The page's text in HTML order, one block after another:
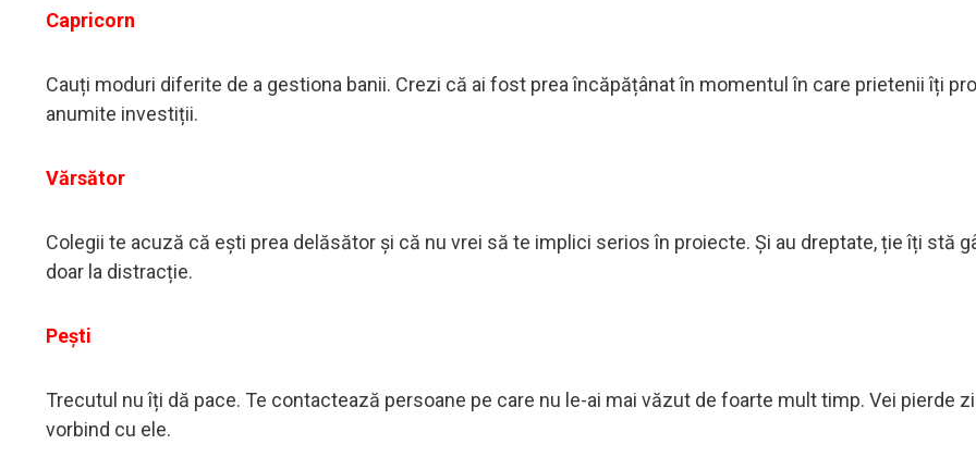
Capricorn
Cauți moduri diferite de a gestiona banii. Crezi că ai fost prea încăpățânat în momentul în care prietenii îți
anumite investiții.
Vărsător
Colegii te acuză că ești prea delăsător și că nu vrei să te implici serios în proiecte. Și au dreptate, ție îți stă
doar la distracție.
Pești
Trecutul nu îți dă pace. Te contactează persoane pe care nu le-ai mai văzut de foarte mult timp. Vei pierde
vorbind cu ele.